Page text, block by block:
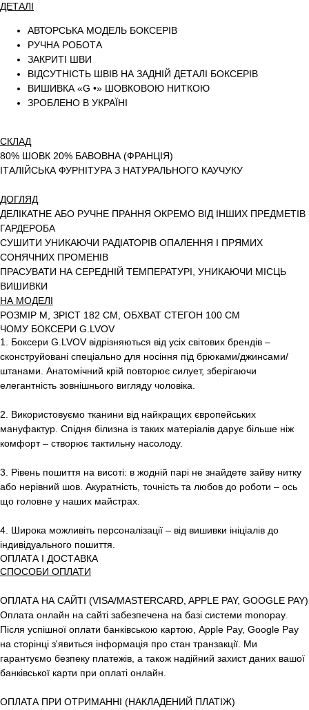
ДЕТАЛІ
АВТОРСЬКА МОДЕЛЬ БОКСЕРІВ
РУЧНА РОБОТА
ЗАКРИТІ ШВИ
ВІДСУТНІСТЬ ШВІВ НА ЗАДНІЙ ДЕТАЛІ БОКСЕРІВ
ВИШИВКА «G •» ШОВКОВОЮ НИТКОЮ
ЗРОБЛЕНО В УКРАЇНІ
СКЛАД
80% ШОВК 20% БАВОВНА (ФРАНЦІЯ)
ІТАЛІЙСЬКА ФУРНІТУРА З НАТУРАЛЬНОГО КАУЧУКУ
ДОГЛЯД
ДЕЛІКАТНЕ АБО РУЧНЕ ПРАННЯ ОКРЕМО ВІД ІНШИХ ПРЕДМЕТІВ
ГАРДЕРОБА
СУШИТИ УНИКАЮЧИ РАДІАТОРІВ ОПАЛЕННЯ І ПРЯМИХ
СОНЯЧНИХ ПРОМЕНІВ
ПРАСУВАТИ НА СЕРЕДНІЙ ТЕМПЕРАТУРІ, УНИКАЮЧИ МІСЦЬ
ВИШИВКИ
НА МОДЕЛІ
РОЗМІР M, ЗРІСТ 182 СМ, ОБХВАТ СТЕГОН 100 СМ
ЧОМУ БОКСЕРИ G.LVOV
1. Боксери G.LVOV відрізняються від усіх світових брендів –
сконструйовані спеціально для носіння під брюками/джинсами/
штанами. Анатомічний крій повторює силует, зберігаючи
елегантність зовнішнього вигляду чоловіка.
2. Використовуємо тканини від найкращих європейських
мануфактур. Спідня білизна із таких матеріалів дарує більше ніж
комфорт – створює тактильну насолоду.
3. Рівень пошиття на висоті: в жодній парі не знайдете зайву нитку
або нерівний шов. Акуратність, точність та любов до роботи – ось
що головне у наших майстрах.
4. Широка можливіть персоналізації – від вишивки ініціалів до
індивідуального пошиття.
ОПЛАТА І ДОСТАВКА
СПОСОБИ ОПЛАТИ
ОПЛАТА НА САЙТІ (VISA/MASTERCARD, APPLE PAY, GOOGLE PAY)
Оплата онлайн на сайті забезпечена на базі системи monopay.
Після успішної оплати банківською картою, Apple Pay, Google Pay
на сторінці з'явиться інформація про стан транзакції. Ми
гарантуємо безпеку платежів, а також надійний захист даних вашої
банківської карти при оплаті онлайн.
ОПЛАТА ПРИ ОТРИМАННІ (НАКЛАДЕНИЙ ПЛАТІЖ)